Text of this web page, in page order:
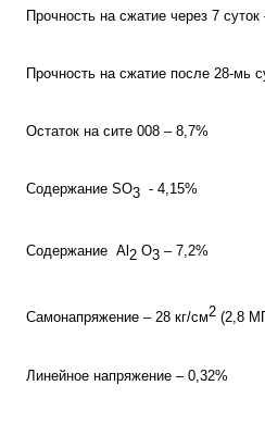
Прочность на сжатие через 7
Прочность на сжатие после 28-мь
Остаток на сите 008 – 8,7%
Содержание SO3 - 4,15%
Содержание Al2 O3 – 7,2%
Самонапряжение – 28 кг/см2 (2,8
Линейное напряжение – 0,32%